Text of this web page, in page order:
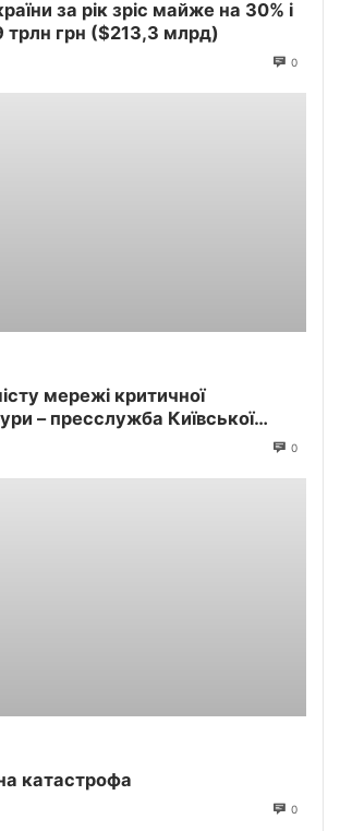
за рік зріс майже на 30% і
трлн грн ($213,3 млрд)
0
мережі критичної
– пресслужба Київської
0
катастрофа
0